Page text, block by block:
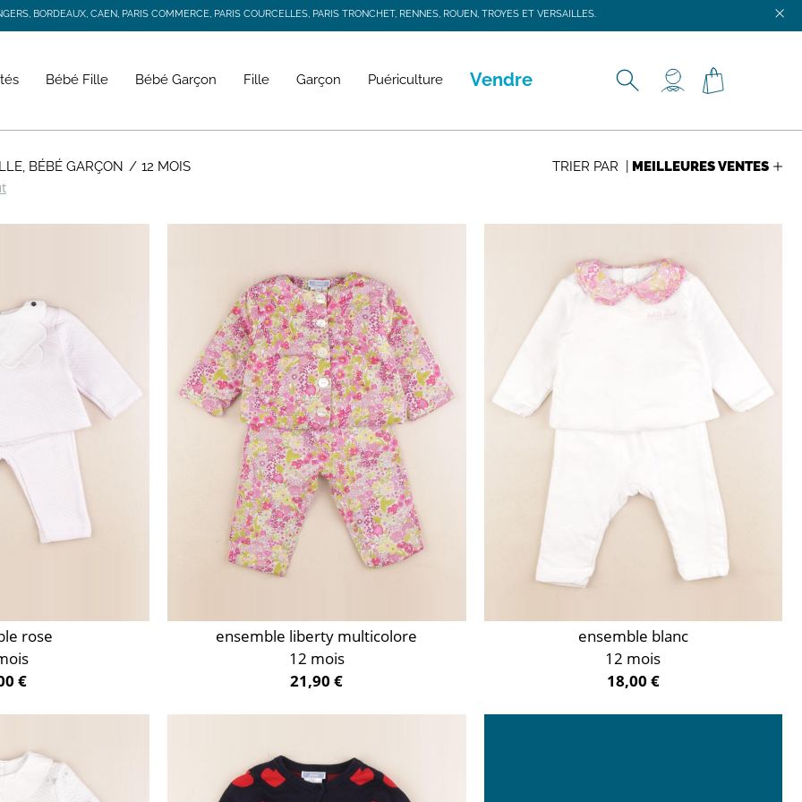
BORDEAUX, CAEN, PARIS COMMERCE, PARIS COURCELLES, PARIS TRONCHET, RENNES, ROUEN, TROYES ET VERSAILLES.
Bébé Fille Bébé Garçon Fille Garçon Puériculture Vendre
TRIER PAR |
BÉBÉ GARÇON 12 MOIS
rose
€
ensemble liberty multicolore
12 mois
21,90 €
ensemble blanc
12 mois
18,00 €